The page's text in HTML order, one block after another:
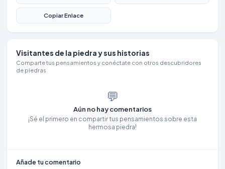
Copiar Enlace
Visitantes de la piedra y sus historias
Comparte tus pensamientos y conéctate con otros descubridores
de piedras
💬
Aún no hay comentarios
¡Sé el primero en compartir tus pensamientos sobre esta
hermosa piedra!
Añade tu comentario